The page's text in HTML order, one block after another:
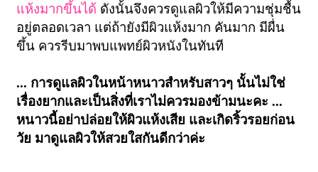
แห้งมากขึ้นได้ ดังนั้นจึงควรดูแลผิวให้มีความชุ่มชื้น
อยู่ตลอดเวลา แต่ถ้ายังมีผิวแห้งมาก คันมาก มีผื่น
ขึ้น ควรรีบมาพบแพทย์ผิวหนังในทันที
... การดูแลผิวในหน้าหนาวสำหรับสาวๆ นั้นไม่ใช่
เรื่องยากและเป็นสิ่งที่เราไม่ควรมองข้ามนะคะ ...
หนาวนี้อย่าปล่อยให้ผิวแห้งเสีย และเกิดริ้วรอยก่อน
วัย มาดูแลผิวให้สวยใสกันดีกว่าค่ะ